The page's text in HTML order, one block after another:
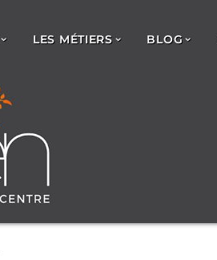
LES MÉTIERS BLOG